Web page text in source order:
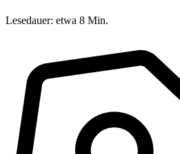
Lesedauer: etwa 8 Min.